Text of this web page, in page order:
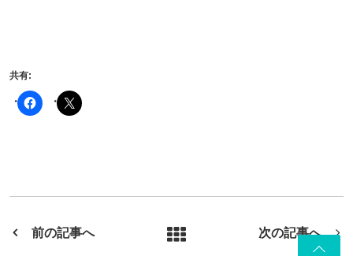
共有:
前の記事へ 次の記事へ